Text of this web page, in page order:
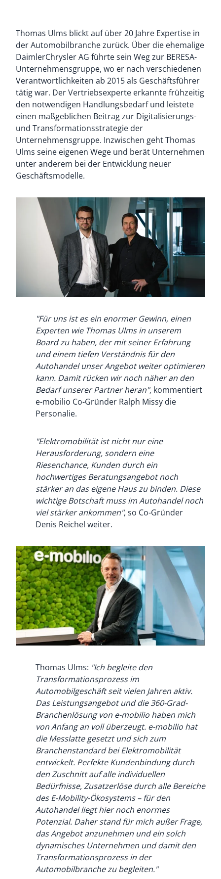
Thomas Ulms blickt auf über 20 Jahre Expertise in
der Automobilbranche zurück. Über die ehemalige
DaimlerChrysler AG führte sein Weg zur BERESA-
Unternehmensgruppe, wo er nach verschiedenen
Verantwortlichkeiten ab 2015 als Geschäftsführer
tätig war. Der Vertriebsexperte erkannte frühzeitig
den notwendigen Handlungsbedarf und leistete
einen maßgeblichen Beitrag zur Digitalisierungs-
und Transformationsstrategie der
Unternehmensgruppe. Inzwischen geht Thomas
Ulms seine eigenen Wege und berät Unternehmen
unter anderem bei der Entwicklung neuer
Geschäftsmodelle.
"Für uns ist es ein enormer Gewinn, einen
Experten wie Thomas Ulms in unserem
Board zu haben, der mit seiner Erfahrung
und einem tiefen Verständnis für den
Autohandel unser Angebot weiter optimieren
kann. Damit rücken wir noch näher an den
Bedarf unserer Partner heran", kommentiert
e-mobilio Co-Gründer Ralph Missy die
Personalie.
"Elektromobilität ist nicht nur eine
Herausforderung, sondern eine
Riesenchance, Kunden durch ein
hochwertiges Beratungsangebot noch
stärker an das eigene Haus zu binden. Diese
wichtige Botschaft muss im Autohandel noch
viel stärker ankommen", so Co-Gründer
Denis Reichel weiter.
Thomas Ulms: "Ich begleite den
Transformationsprozess im
Automobilgeschäft seit vielen Jahren aktiv.
Das Leistungsangebot und die 360-Grad-
Branchenlösung von e-mobilio haben mich
von Anfang an voll überzeugt. e-mobilio hat
die Messlatte gesetzt und sich zum
Branchenstandard bei Elektromobilität
entwickelt. Perfekte Kundenbindung durch
den Zuschnitt auf alle individuellen
Bedürfnisse, Zusatzerlöse durch alle Bereiche
des E-Mobility-Ökosystems – für den
Autohandel liegt hier noch enormes
Potenzial. Daher stand für mich außer Frage,
das Angebot anzunehmen und ein solch
dynamisches Unternehmen und damit den
Transformationsprozess in der
Automobilbranche zu begleiten."